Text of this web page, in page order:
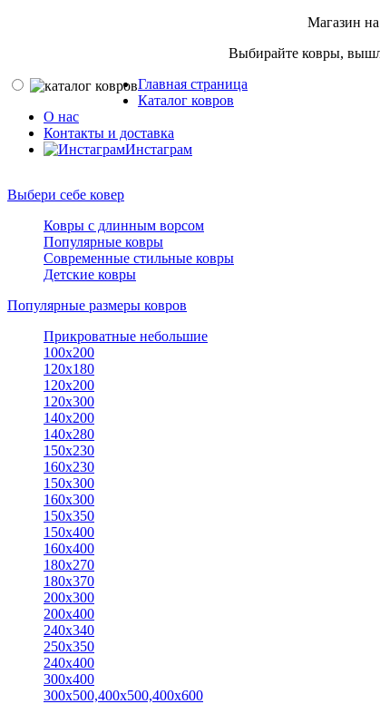
Магазин
Выбирайте ковры,
Главная страница
Каталог ковров
О нас
Контакты и доставка
Инстаграм
Выбери себе ковер
Ковры с длинным ворсом
Популярные ковры
Современные стильные ковры
Детские ковры
Популярные размеры ковров
Прикроватные небольшие
100х200
120х180
120х200
120х300
140х200
140х280
150x230
160х230
150x300
160х300
150x350
150х400
160x400
180х270
180х370
200x300
200х400
240х340
250x350
240х400
300х400
300х500,400х500,400х600